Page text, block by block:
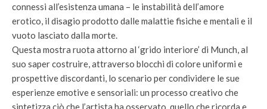
connessi all’esistenza umana – le instabilità dell’amore
erotico, il disagio prodotto dalle malattie fisiche e mentali e il
vuoto lasciato dalla morte.
Questa mostra ruota attorno al ‘grido interiore’ di Munch, al
suo saper costruire, attraverso blocchi di colore uniformi e
prospettive discordanti, lo scenario per condividere le sue
esperienze emotive e sensoriali: un processo creativo che
sintetizza ciò che l’artista ha osservato, quello che ricorda e